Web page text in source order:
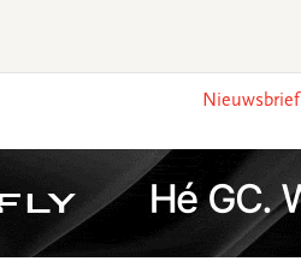
Nieuwsbrief